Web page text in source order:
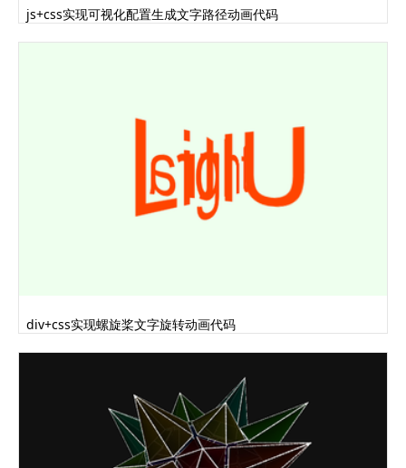
js+css实现可视化配置生成文字路径动画代码
div+css实现螺旋桨文字旋转动画代码